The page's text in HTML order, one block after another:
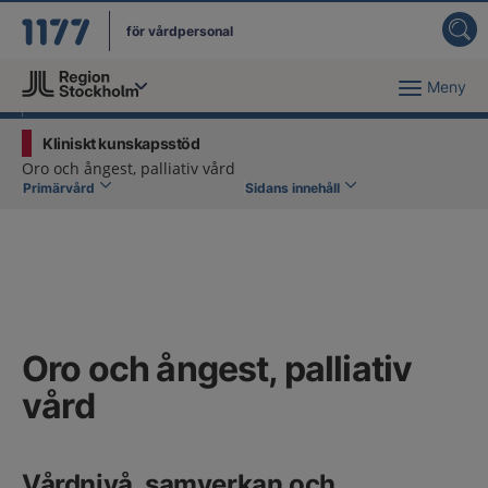
för vårdpersonal
Du har valt region Meny
Kliniskt kunskapsstöd
Oro och ångest, palliativ vård
Primärvård Sidans innehåll
Oro och ångest, palliativ
vård